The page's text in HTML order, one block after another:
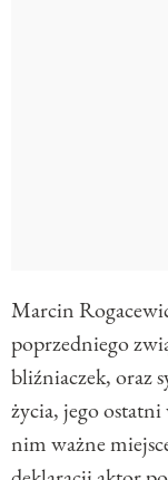
Marcin
poprzedniego
bliźniaczek, oraz
życia, jego
nim ważne